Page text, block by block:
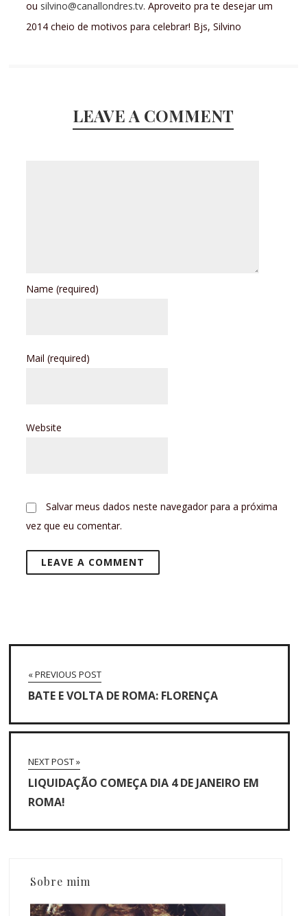
ou silvino@canallondres.tv. Aproveito pra te desejar um
2014 cheio de motivos para celebrar! Bjs, Silvino
LEAVE A COMMENT
Name(required)
Mail(required)
Website
Salvar meus dados neste navegador para a próxima
vez que eu comentar.
« PREVIOUS POST
BATE E VOLTA DE ROMA: FLORENÇA
NEXT POST »
LIQUIDAÇÃO COMEÇA DIA 4 DE JANEIRO EM
ROMA!
Sobre mim